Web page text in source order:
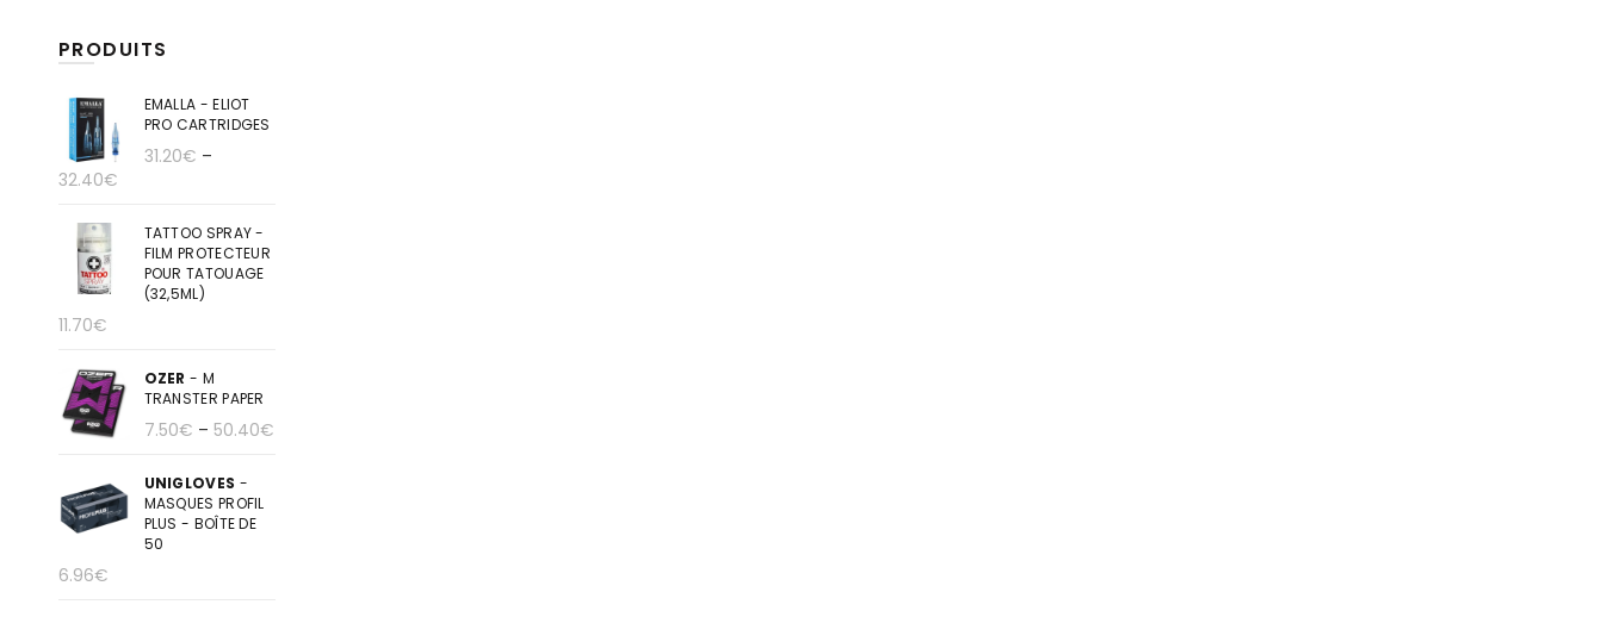
PRODUITS
EMALLA - ELIOT
PRO CARTRIDGES
31.20€ –
32.40€
TATTOO SPRAY -
FILM PROTECTEUR
POUR TATOUAGE
(32,5ML)
11.70€
OZER - M
TRANSTER PAPER
7.50€ – 50.40€
UNIGLOVES -
MASQUES PROFIL
PLUS - BOÎTE DE
50
6.96€